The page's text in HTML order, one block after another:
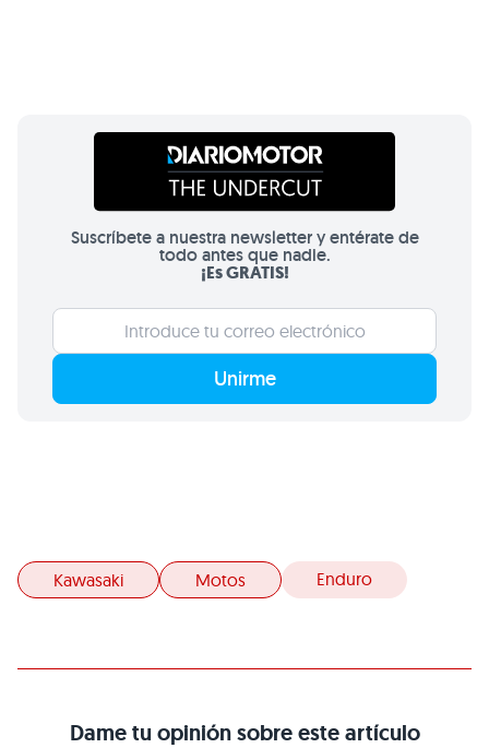
Suscríbete a nuestra newsletter y entérate de
todo antes que nadie.
¡Es GRATIS!
Unirme
Kawasaki Motos Enduro
Dame tu opinión sobre este artículo